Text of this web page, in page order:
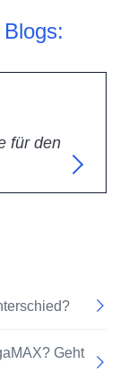
für den
Geht